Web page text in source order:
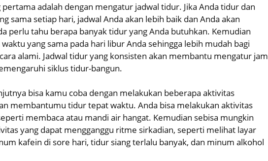
pertama adalah dengan mengatur jadwal tidur. Jika Anda tidur dan
sama setiap hari, jadwal Anda akan lebih baik dan Anda akan
perlu tahu berapa banyak tidur yang Anda butuhkan. Kemudian
yang sama pada hari libur Anda sehingga lebih mudah bagi
alami. Jadwal tidur yang konsisten akan membantu mengatur jam
siklus tidur-bangun.
bisa kamu coba dengan melakukan beberapa aktivitas
membantumu tidur tepat waktu. Anda bisa melakukan aktivitas
membaca atau mandi air hangat. Kemudian sebisa mungkin
yang dapat mengganggu ritme sirkadian, seperti melihat layar
kafein di sore hari, tidur siang terlalu banyak, dan minum alkohol